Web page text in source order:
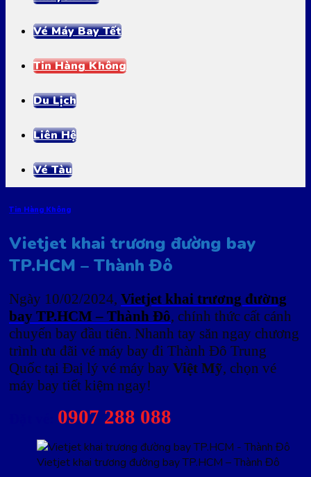
Vé Máy Bay Tết
Tin Hàng Không
Du Lịch
Liên Hệ
Vé Tàu
Tin Hàng Không
Vietjet khai trương đường bay
TP.HCM – Thành Đô
Ngày 10/02/2024, Vietjet khai trương đường
bay TP.HCM – Thành Đô, chính thức cất cánh
chuyến bay đầu tiên. Nhanh tay săn ngay chương
trình ưu đãi vé máy bay đi Thành Đô Trung
Quốc tại Đaị lý vé máy bay Việt Mỹ, chọn vé
máy bay tiết kiệm ngay!
0907 288 088
Vietjet khai trương đường bay TP.HCM – Thành Đô